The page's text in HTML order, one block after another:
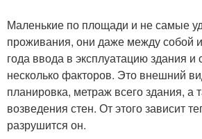
Маленькие по площади и не самые
проживания, они даже между собой
года ввода в эксплуатацию здания и
несколько факторов. Это внешний
планировка, метраж всего здания, а
возведения стен. От этого зависит
разрушится он.